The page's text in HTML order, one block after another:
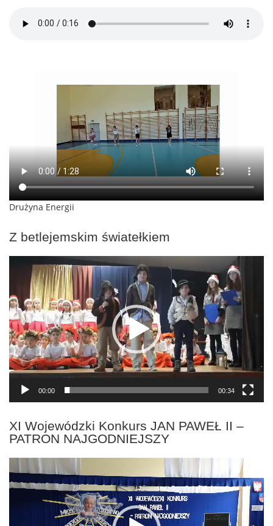
Drużyna Energii
Z betlejemskim światełkiem
Odtwarzacz
00:00 00:34
XI Wojewódzki Konkurs JAN PAWEŁ II –
PATRON NAJGODNIEJSZY
Odtwarzacz
video